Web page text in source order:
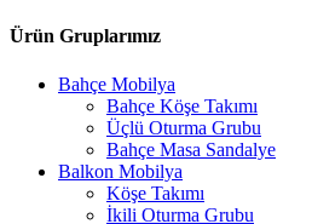
Ürün Gruplarımız
Bahçe Mobilya
Bahçe Köşe Takımı
Üçlü Oturma Grubu
Bahçe Masa Sandalye
Balkon Mobilya
Köşe Takımı
İkili Oturma Grubu